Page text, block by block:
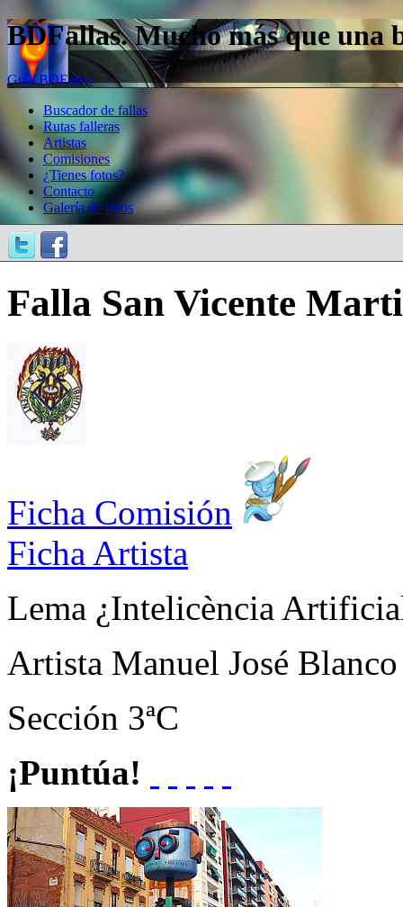
BDFallas. Mucho más que una
Guía BDFallas
Buscador de fallas
Rutas falleras
Artistas
Comisiones
¿Tienes fotos?
Contacto
Galería de fotos
Falla San Vicente
Ficha Comisión
Ficha Artista
Lema ¿Intelicència
Artista Manuel José
Sección 3ªC
¡Puntúa!